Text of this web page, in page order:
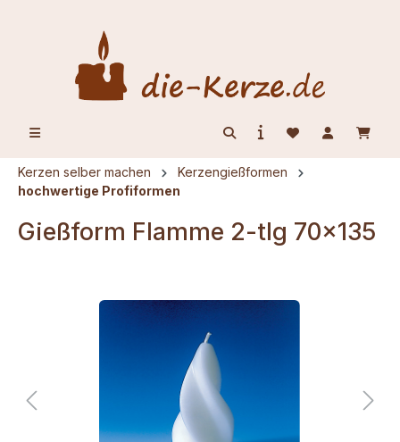
Kerzen selber machen
Kerzengießformen
hochwertige Profiformen
Gießform Flamme 2-tlg 70x135
Bildergalerie überspringen